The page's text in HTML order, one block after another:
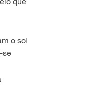
o sol
se